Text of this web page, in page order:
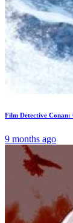
Film Detective Conan:
9 months ago